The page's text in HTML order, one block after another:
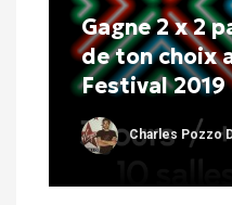
Gagne 2 x 2
de ton choix
Festival 2019
Charles Pozzo